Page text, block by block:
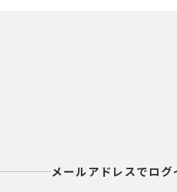
メールアドレスでログ